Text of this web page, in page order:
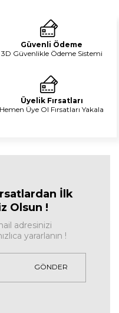
Güvenli Ödeme
3D Güvenlikle Ödeme Sistemi
Üyelik Fırsatları
Hemen Üye Ol Fırsatları Yakala
tlardan İlk
Olsun !
adresinizi
yararlanın !
GÖNDER